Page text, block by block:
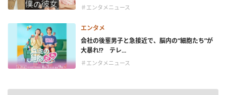
＃エンタメニュース
エンタメ
会社の後輩男子と急接近で、脳内の“細胞たち”が
大暴れ!? テレ...
＃エンタメニュース